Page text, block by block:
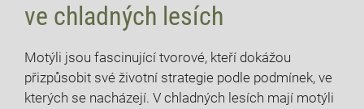
ve chladných lesích
Motýli jsou fascinující tvorové, kteří dokážou
přizpůsobit své životní strategie podle podmínek, ve
‌kterých‍ se nacházejí. V chladných lesích mají‌ motýli